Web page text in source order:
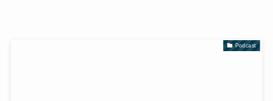
Podcast